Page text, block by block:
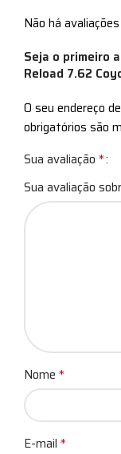
Não há
Seja o primeiro
Reload 7.62
O seu endereço
obrigatórios são
Sua avaliação *
Sua avaliação
Nome *
E-mail *